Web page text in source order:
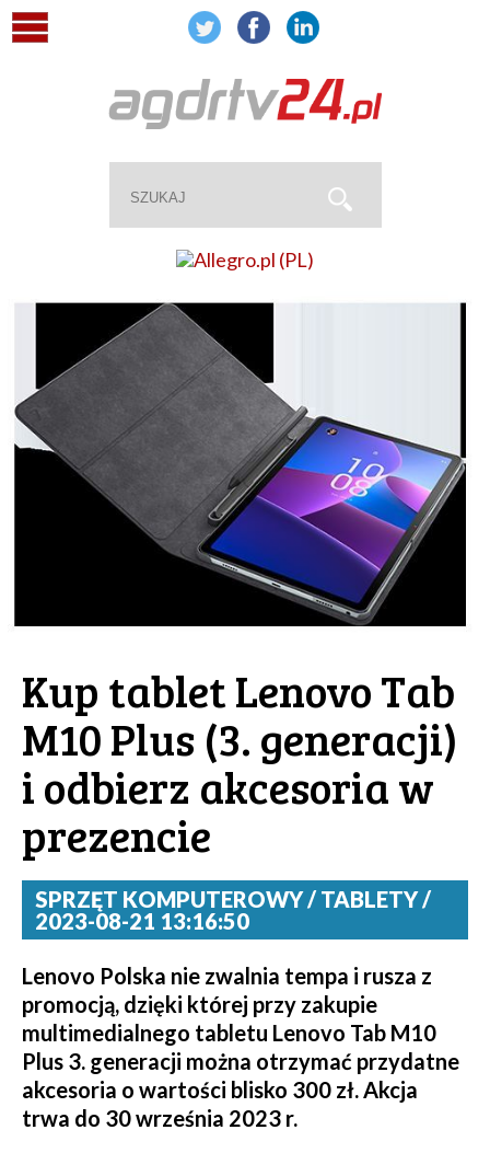
Kup tablet Lenovo Tab
M10 Plus (3. generacji)
i odbierz akcesoria w
prezencie
SPRZĘT KOMPUTEROWY / TABLETY /
2023-08-21 13:16:50
Lenovo Polska nie zwalnia tempa i rusza z
promocją, dzięki której przy zakupie
multimedialnego tabletu Lenovo Tab M10
Plus 3. generacji można otrzymać przydatne
akcesoria o wartości blisko 300 zł. Akcja
trwa do 30 września 2023 r.